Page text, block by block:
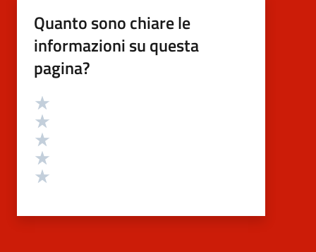
Quanto sono chiare le
informazioni su questa
pagina?
Valutazione